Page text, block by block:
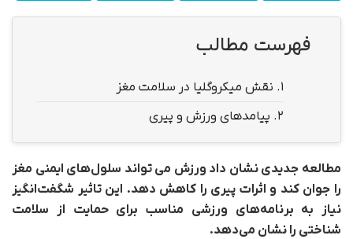
فهرست مطالب
1. نقش میکروگلیا در سلامت مغز
2. پیامدهای ورزش و پیری
مطالعه جدیدی نشان داد ورزش می تواند سلول‌های ایمنی مغز
را جوان کند و اثرات پیری را کاهش دهد. این تاثیر شگفت‌انگیز
نیاز به برنامه‌های ورزشی مناسب برای حمایت از سلامت
شناختی را نشان می‌دهد.